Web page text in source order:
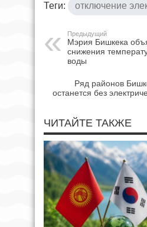
Теги: отключение
Предыдущий
Мэрия Бишкека
снижения
воды
Ряд районов
останется без
ЧИТАЙТЕ ТАКЖЕ